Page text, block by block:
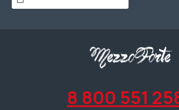
8 800 551